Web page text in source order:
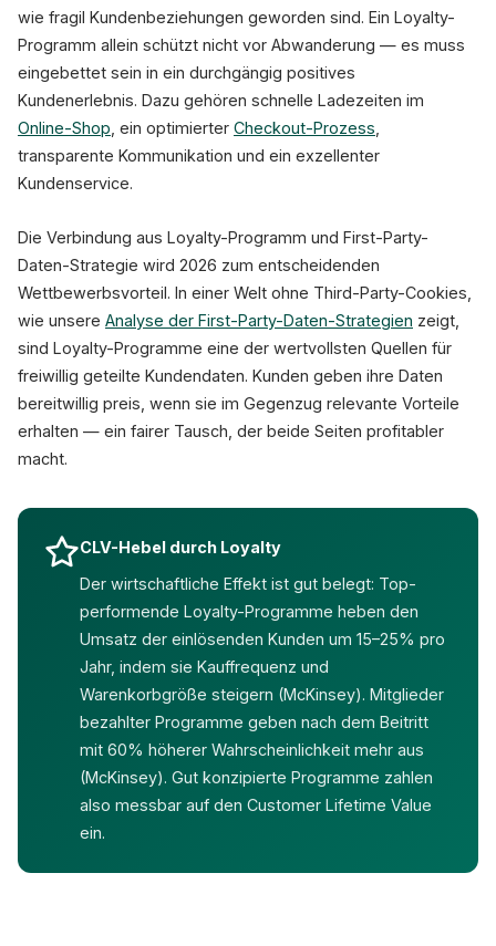
wie fragil Kundenbeziehungen geworden sind. Ein Loyalty-
Programm allein schützt nicht vor Abwanderung — es muss
eingebettet sein in ein durchgängig positives
Kundenerlebnis. Dazu gehören schnelle Ladezeiten im
Online-Shop , ein optimierter Checkout-Prozess
transparente Kommunikation und ein exzellenter
Kundenservice.
Die Verbindung aus Loyalty-Programm und First-Party-
Daten-Strategie wird 2026 zum entscheidenden
Wettbewerbsvorteil. In einer Welt ohne Third-Party-Cookies,
wie unsere Analyse der First-Party-Daten-Strategien zeigt,
sind Loyalty-Programme eine der wertvollsten Quellen für
freiwillig geteilte Kundendaten. Kunden geben ihre Daten
bereitwillig preis, wenn sie im Gegenzug relevante Vorteile
erhalten — ein fairer Tausch, der beide Seiten profitabler
macht.
CLV-Hebel durch Loyalty
Der wirtschaftliche Effekt ist gut belegt: Top-
performende Loyalty-Programme heben den
Umsatz der einlösenden Kunden um 15–25% pro
Jahr, indem sie Kauffrequenz und
Warenkorbgröße steigern (McKinsey). Mitglieder
bezahlter Programme geben nach dem Beitritt
mit 60% höherer Wahrscheinlichkeit mehr aus
(McKinsey). Gut konzipierte Programme zahlen
also messbar auf den Customer Lifetime Value
ein.